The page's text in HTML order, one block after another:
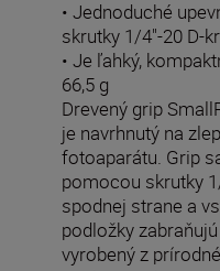
• Jednoduché
skrutky 1/4"-20 D-
• Je ľahký,
66,5 g
Drevený grip
je navrhnutý na
fotoaparátu. Grip
pomocou skrutky
spodnej strane a
podložky
vyrobený z